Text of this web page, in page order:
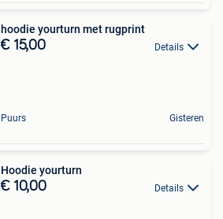
hoodie yourturn met rugprint
€ 15,00 Details
Puurs Gisteren
Hoodie yourturn
€ 10,00 Details